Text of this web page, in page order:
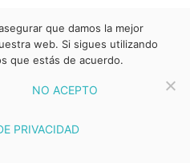
que damos la mejor
web. Si sigues utilizando
que estás de acuerdo.
NO ACEPTO
PRIVACIDAD